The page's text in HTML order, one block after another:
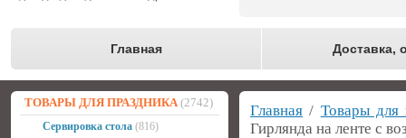
Главная Доставка,
ТОВАРЫ ДЛЯ ПРАЗДНИКА (2742)
Сервировка стола (816)
Главная / Товары для
Гирлянда на ленте с